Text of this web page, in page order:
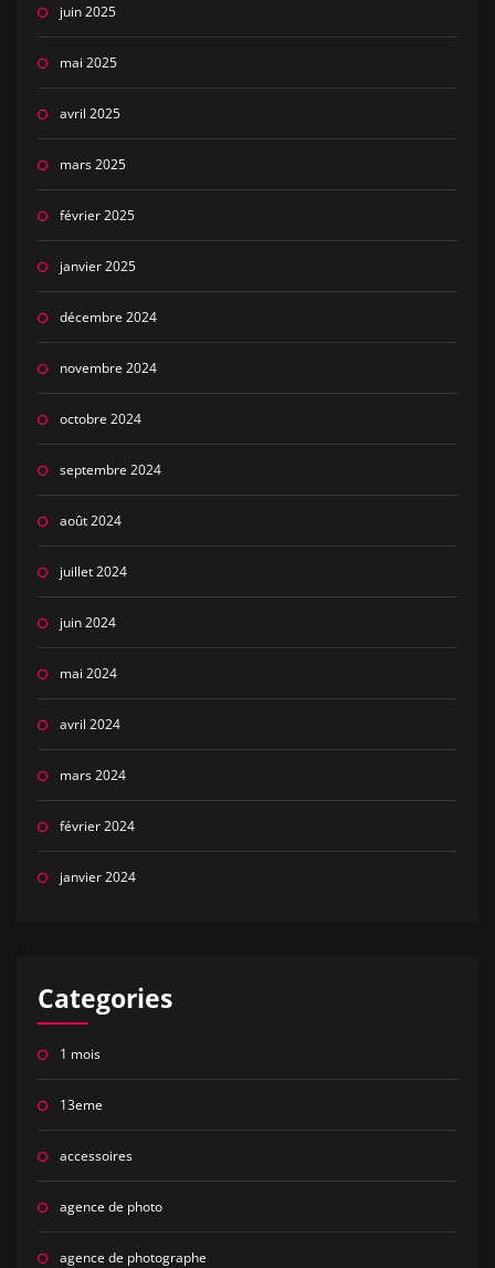
juin 2025
mai 2025
avril 2025
mars 2025
février 2025
janvier 2025
décembre 2024
novembre 2024
octobre 2024
septembre 2024
août 2024
juillet 2024
juin 2024
mai 2024
avril 2024
mars 2024
février 2024
janvier 2024
Categories
1 mois
13eme
accessoires
agence de photo
agence de photographe